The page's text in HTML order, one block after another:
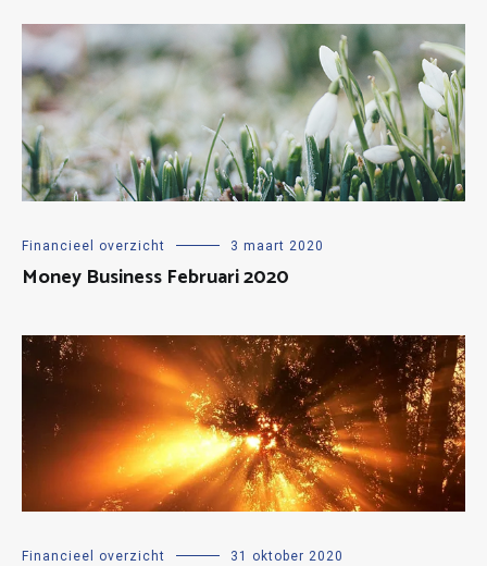
Financieel overzicht 3 maart 2020
Money Business Februari 2020
Financieel overzicht 31 oktober 2020